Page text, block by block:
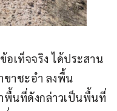
เท็จจริง ได้ประสาน
ขาชะอำ ลงพื้น
พื้นที่ดังกล่าวเป็นพื้นที่